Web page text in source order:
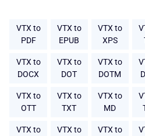
VTX to
PDF
VTX to
EPUB
VTX to
XPS
VTX to
DOCX
VTX to
DOT
VTX to
DOTM
VTX to
OTT
VTX to
TXT
VTX to
MD
VTX to
VTX to
VTX to